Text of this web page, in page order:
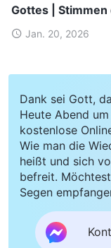
Gottes |
Jan. 20, 2026
Dank sei Gott,
Heute Abend
kostenlose
Wie man die
heißt und sich
befreit.
Segen